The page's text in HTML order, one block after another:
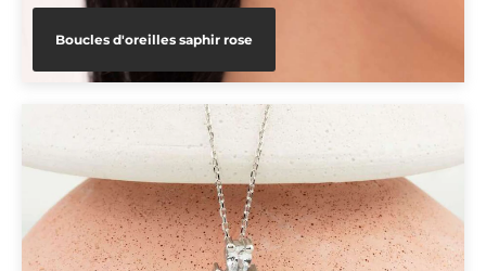
Boucles d'oreilles saphir rose